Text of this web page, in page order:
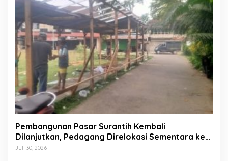
Pembangunan Pasar Surantih Kembali
Dilanjutkan, Pedagang Direlokasi Sementara ke
Lapangan Gadih Basanai
Juli 30, 2026